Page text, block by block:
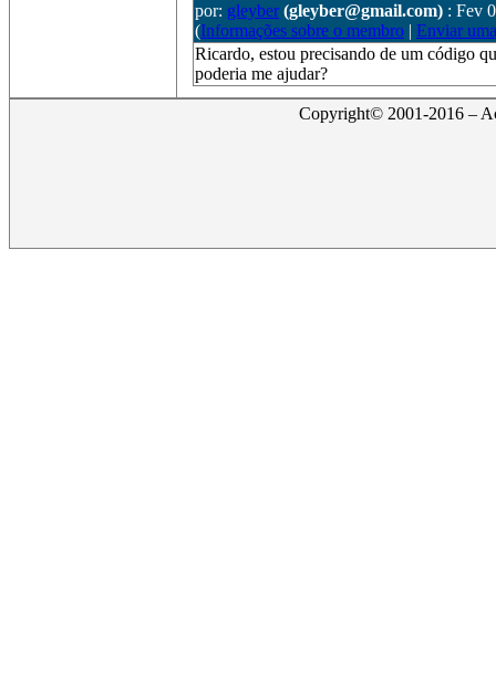
por: gleyber (gleyber@gmail.com) : Fev
(Informações sobre o membro | Enviar
Ricardo, estou precisando de um código
poderia me ajudar?
Copyright© 2001-2016 –